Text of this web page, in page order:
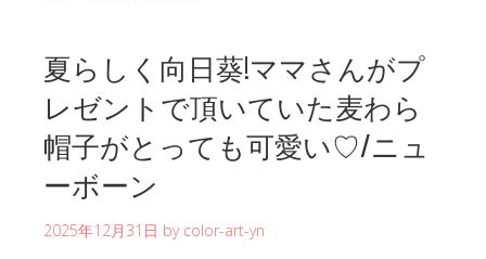
夏らしく向日葵!ママさんがプ
レゼントで頂いていた麦わら
帽子がとっても可愛い♡/ニュ
ーボーン
2025年12月31日 by color-art-yn